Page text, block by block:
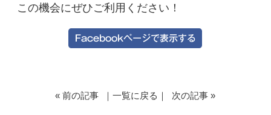
この機会にぜひご利用ください！
«前の記事 ｜一覧に戻る ｜ 次の記事 »